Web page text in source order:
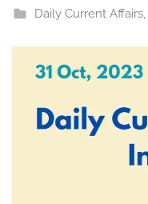
a
Daily Current Affairs,